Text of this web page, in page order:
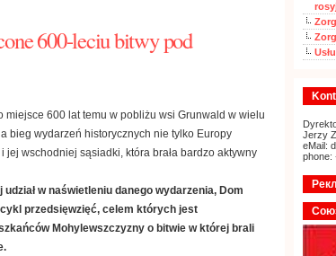
600-leciu bitwy pod
miejsce 600 lat temu w pobliżu wsi Grunwald w wielu
bieg wydarzeń historycznych nie tylko Europy
jej wschodniej sąsiadki, która brała bardzo aktywny
w naświetleniu danego wydarzenia, Dom
przedsięwzięć, celem których jest
Mohylewszczyzny o bitwie w której brali
Jerzy
eMail:
phone: